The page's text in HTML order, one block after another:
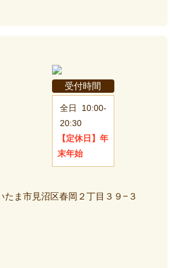
受付時間
全日
10:00-
20:30
【定休日】 年
末年始
たま市見沼区春岡２丁目３９−３